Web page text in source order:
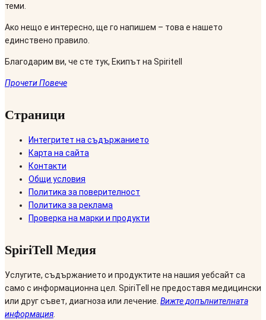
теми.
Ако нещо е интересно, ще го напишем – това е нашето
единствено правило.
Благодарим ви, че сте тук, Екипът на Spiritell
Прочети Повече
Страници
Интегритет на съдържанието
Карта на сайта
Контакти
Общи условия
Политика за поверителност
Политика за реклама
Проверка на марки и продукти
SpiriTell Медия
Услугите, съдържанието и продуктите на нашия уебсайт са
само с информационна цел. SpiriTell не предоставя медицински
или друг съвет, диагноза или лечение. Вижте допълнителната
информация.